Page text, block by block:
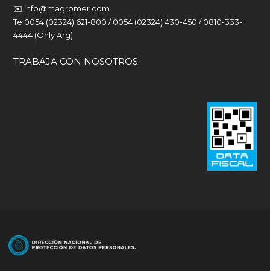
✉️ info@magromer.com
Te 0054 (02324) 621-800 / 0054 (02324) 430-450 / 0810-333-
4444 (Only Arg)
TRABAJA CON NOSOTROS